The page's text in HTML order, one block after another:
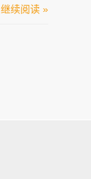
继续阅读 »